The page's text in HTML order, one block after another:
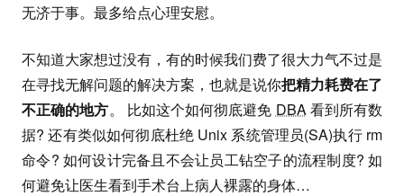
无济于事。最多给点心理安慰。
不知道大家想过没有，有的时候我们费了很大力气不过是
在寻找无解问题的解决方案，也就是说你把精力耗费在了
不正确的地方。 比如这个如何彻底避免 DBA看到所有数
据? 还有类似如何彻底杜绝 Unix 系统管理员(SA)执行 rm
命令? 如何设计完备且不会让员工钻空子的流程制度? 如
何避免让医生看到手术台上病人裸露的身体…